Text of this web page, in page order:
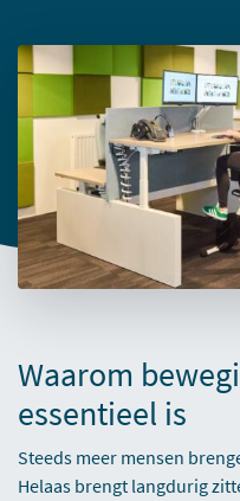
Waarom
essentieel is
Steeds meer mensen
Helaas brengt langdurig